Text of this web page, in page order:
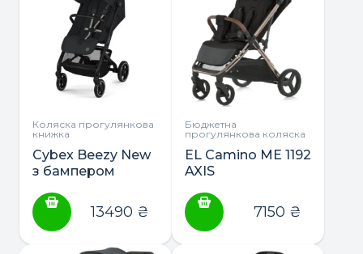
Коляска прогулянкова
книжка
Cybex Beezy New
з бампером
коляска
13490 ₴
Бюджетна
прогулянкова коляска
EL Camino ME 1192
AXIS
коляска
7150 ₴